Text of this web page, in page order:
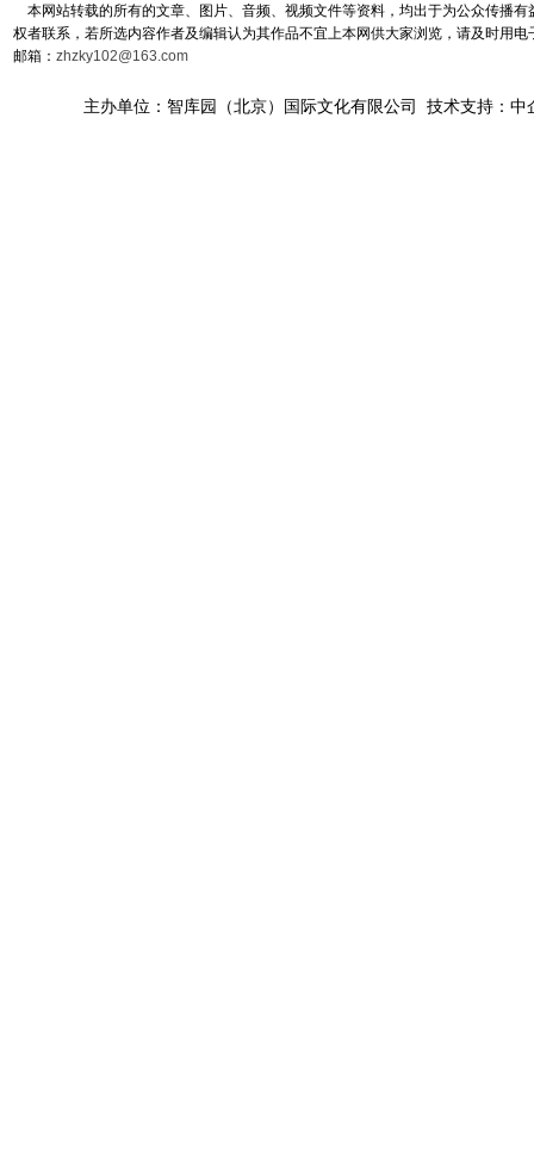
本网站转载的所有的文章、图片、音频、视频文件等资料，均出于为公众传播
权者联系，若所选内容作者及编辑认为其作品不宜上本网供大家浏览，请及时用
邮箱： zhzky102@163.com
主办单位：智库园（北京）国际文化有限公司 技术支持：